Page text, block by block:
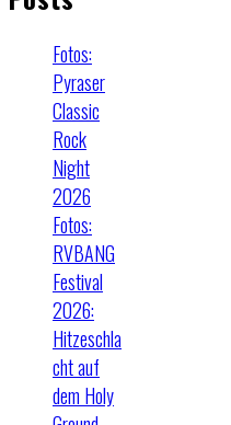
Fotos:
Pyraser
Classic
Rock
Night
2026
Fotos:
RVBANG
Festival
2026:
Hitzeschla
cht auf
dem Holy